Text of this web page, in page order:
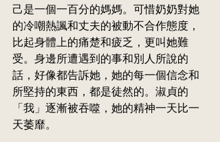
己是一個一百分的媽媽。可惜奶奶對她
的冷嘲熱諷和丈夫的被動不合作態度，
比起身體上的痛楚和疲乏，更叫她難
受。身邊所遭遇到的事和別人所說的
話，好像都告訴她，她的每一個信念和
所堅持的東西，都是徒然的。淑貞的
「我」逐漸被吞噬，她的精神一天比一
天萎靡。